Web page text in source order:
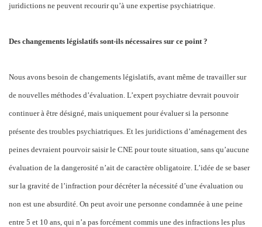
juridictions ne peuvent recourir qu’à une expertise psychiatrique.
Des changements législatifs sont-ils nécessaires sur ce point ?
Nous avons besoin de changements législatifs, avant même de travailler sur
de nouvelles méthodes d’évaluation. L’expert psychiatre devrait pouvoir
continuer à être désigné, mais uniquement pour évaluer si la personne
présente des troubles psychiatriques. Et les juridictions d’aménagement des
peines devraient pourvoir saisir le CNE pour toute situation, sans qu’aucune
évaluation de la dangerosité n’ait de caractère obligatoire. L’idée de se baser
sur la gravité de l’infraction pour décréter la nécessité d’une évaluation ou
non est une absurdité. On peut avoir une personne condamnée à une peine
entre 5 et 10 ans, qui n’a pas forcément commis une des infractions les plus